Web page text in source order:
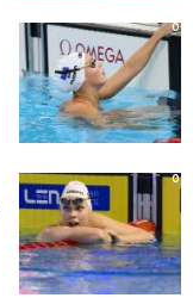
0
0